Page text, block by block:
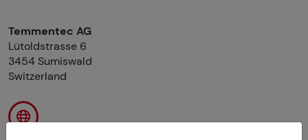
Temmentec AG
Lütoldstrasse 6
3454 Sumiswald
Switzerland